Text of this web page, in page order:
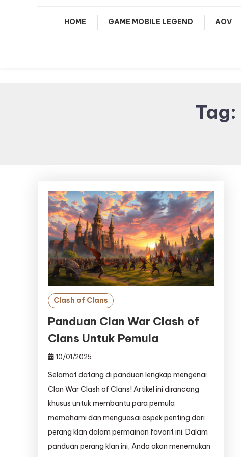
HOME GAME MOBILE LEGEND AOV
Tag:
Clash of Clans
Panduan Clan War Clash of
Clans Untuk Pemula
10/01/2025
Selamat datang di panduan lengkap mengenai
Clan War Clash of Clans! Artikel ini dirancang
khusus untuk membantu para pemula
memahami dan menguasai aspek penting dari
perang klan dalam permainan favorit ini. Dalam
panduan perang klan ini, Anda akan menemukan